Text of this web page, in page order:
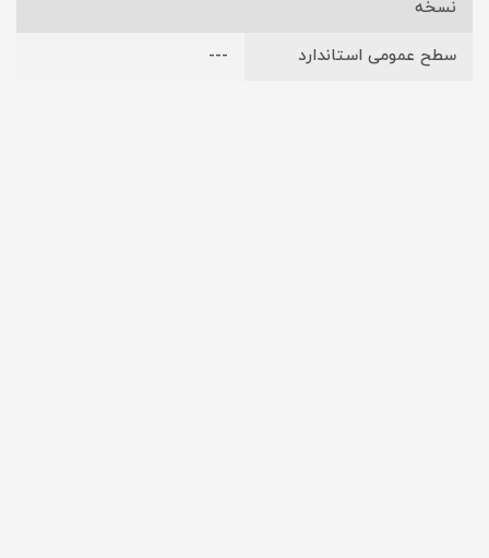
نسخه
سطح عمومی استاندارد ---